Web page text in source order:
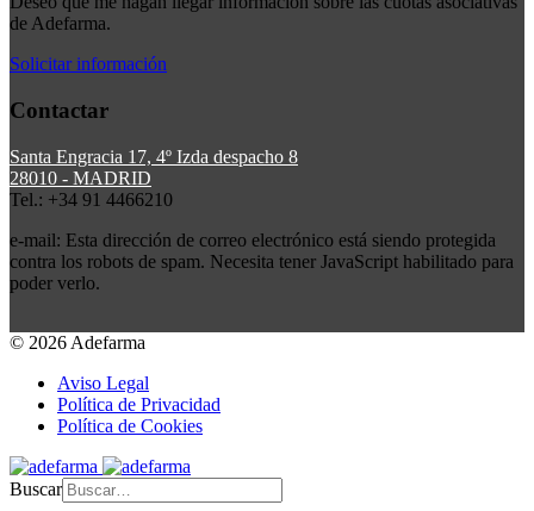
de Adefarma.
Solicitar información
Contactar
Santa Engracia 17, 4º Izda despacho 8
28010 - MADRID
Tel.: +34 91 4466210
e-mail: Esta dirección de correo electrónico está siendo protegida
contra los robots de spam. Necesita tener JavaScript habilitado para
poder verlo.
© 2026 Adefarma
Aviso Legal
Política de Privacidad
Política de Cookies
Buscar